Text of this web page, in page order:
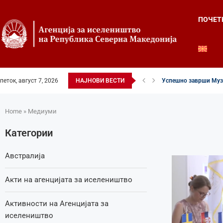
петок, август 7, 2026 НАЈНОВИ ВЕСТИ Успешно заврши
Home » Медиуми
Категории
Австралија
Акти на агенцијата за иселеништво
Активности на Агенцијата за
иселеништво